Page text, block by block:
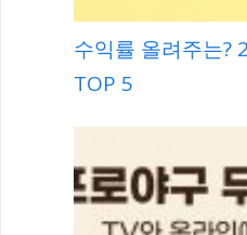
수익률 올려주는?
TOP 5